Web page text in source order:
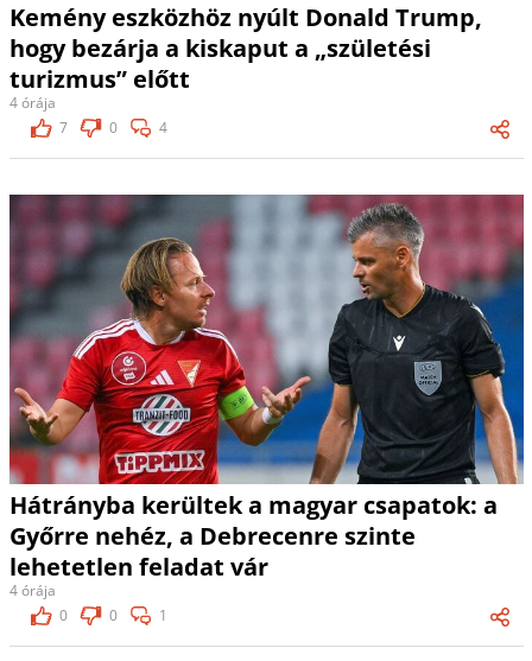
Kemény eszközhöz nyúlt Donald Trump,
hogy bezárja a kiskaput a „születési
turizmus” előtt
4 órája
7
0 4
Hátrányba kerültek a magyar csapatok: a
Győrre nehéz, a Debrecenre szinte
lehetetlen feladat vár
4 órája
0
0 1